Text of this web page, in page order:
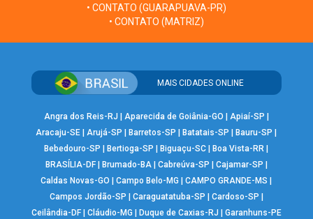
• CONTATO (GUARAPUAVA-PR)
• CONTATO (MATRIZ)
MAIS CIDADES ONLINE
Angra dos Reis-RJ Aparecida de Goiânia-GO Apiaí-SP
Aracaju-SE |Arujá-SP Barretos-SP Batatais-SP Bauru-SP
Bebedouro-SP
Bertioga-SP Biguaçu-SC Boa Vista-RR
BRASÍLIA-DF| Brumado-BA| Cabreúva-SP Cajamar-SP
Caldas Novas-GO
|Campo Belo-MG |CAMPO GRANDE-MS
Campos Jordão-SP
Caraguatatuba-SP Cardoso-SP
Ceilândia-DF| Cláudio-MG Duque de Caxias-RJ
Garanhuns-PE